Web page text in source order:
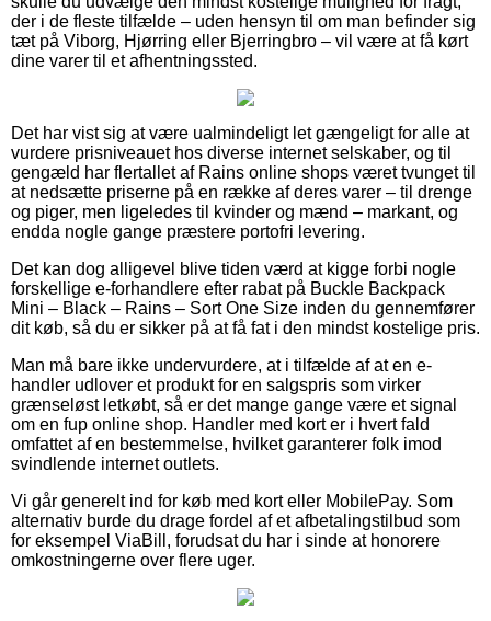
der i de fleste tilfælde – uden hensyn til om man befinder sig
tæt på Viborg, Hjørring eller Bjerringbro – vil være at få kørt
dine varer til et afhentningssted.
Det har vist sig at være ualmindeligt let gængeligt for alle at
vurdere prisniveauet hos diverse internet selskaber, og til
gengæld har flertallet af Rains online shops været tvunget til
at nedsætte priserne på en række af deres varer – til drenge
og piger, men ligeledes til kvinder og mænd – markant, og
endda nogle gange præstere portofri levering.
Det kan dog alligevel blive tiden værd at kigge forbi nogle
forskellige e-forhandlere efter rabat på Buckle Backpack
Mini – Black – Rains – Sort One Size inden du gennemfører
dit køb, så du er sikker på at få fat i den mindst kostelige pris.
Man må bare ikke undervurdere, at i tilfælde af at en e-
handler udlover et produkt for en salgspris som virker
grænseløst letkøbt, så er det mange gange være et signal
om en fup online shop. Handler med kort er i hvert fald
omfattet af en bestemmelse, hvilket garanterer folk imod
svindlende internet outlets.
Vi går generelt ind for køb med kort eller MobilePay. Som
alternativ burde du drage fordel af et afbetalingstilbud som
for eksempel ViaBill, forudsat du har i sinde at honorere
omkostningerne over flere uger.